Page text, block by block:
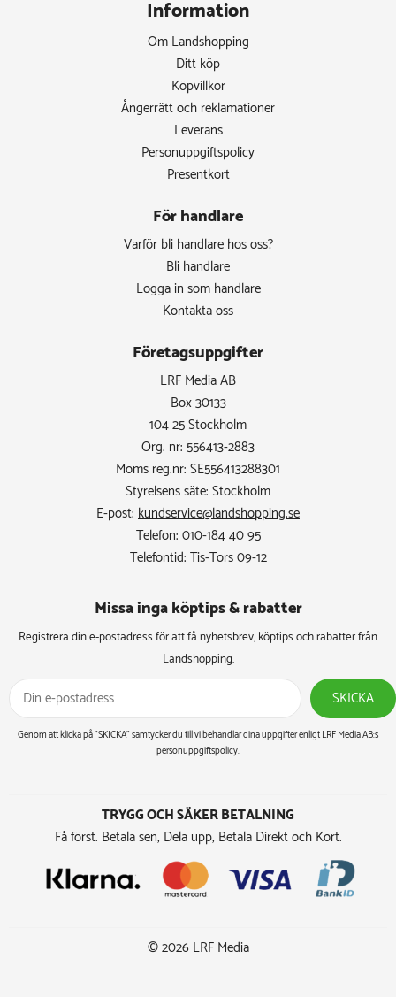
Information
Om Landshopping
Ditt köp
Köpvillkor
Ångerrätt och reklamationer
Leverans
Personuppgiftspolicy
Presentkort
För handlare
Varför bli handlare hos oss?
Bli handlare
Logga in som handlare
Kontakta oss
Företagsuppgifter
LRF Media AB
Box 30133
104 25 Stockholm
Org. nr: 556413-2883
Moms reg.nr: SE556413288301
Styrelsens säte: Stockholm
E-post: kundservice@landshopping.se
Telefon: 010-184 40 95
Telefontid: Tis-Tors 09-12
Missa inga köptips & rabatter​
Registrera din e-postadress för att få nyhetsbrev, köptips och rabatter från
Landshopping.
SKICKA
Genom att klicka på ”SKICKA” samtycker du till vi behandlar dina uppgifter enligt LRF Media AB:s
personuppgiftspolicy.
TRYGG OCH SÄKER BETALNING
Få först. Betala sen, Dela upp, Betala Direkt och Kort.
© 2026 LRF Media